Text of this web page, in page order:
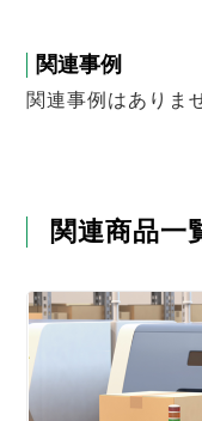
関連事例
関連事例はありま
関連商品一